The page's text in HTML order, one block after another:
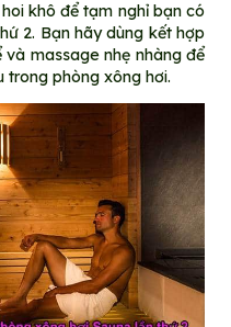
khô để tạm nghỉ bạn có
2. Bạn hãy dùng kết hợp
massage nhẹ nhàng để
trong phòng xông hơi.